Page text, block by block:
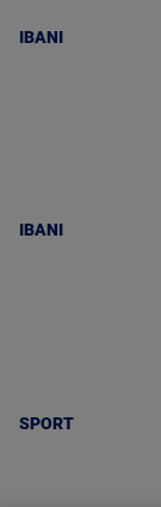
IBANI
IBANI
SPORT